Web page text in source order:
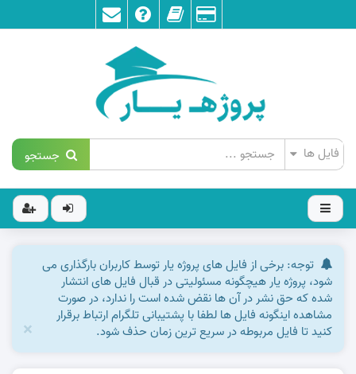
جستجو
توجه: برخی از فایل های پروژه یار توسط کاربران بارگذاری می
شود، پروژه یار هیچگونه مسئولیتی در قبال فایل های انتشار
شده که حق نشر در آن ها نقض شده است را ندارد، در صورت
مشاهده اینگونه فایل ها لطفا با پشتیبانی تلگرام ارتباط برقرار
کنید تا فایل مربوطه در سریع ترین زمان حذف شود.
×